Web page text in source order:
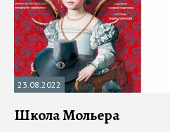
23.08.2022
Школа Мольера